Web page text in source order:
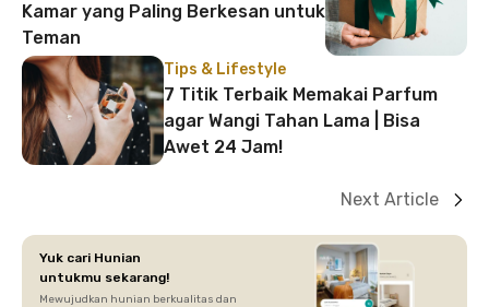
Kamar yang Paling Berkesan untuk
Teman
Tips & Lifestyle
7 Titik Terbaik Memakai Parfum
agar Wangi Tahan Lama | Bisa
Awet 24 Jam!
Next Article
Yuk cari Hunian
untukmu sekarang!
Mewujudkan hunian berkualitas dan